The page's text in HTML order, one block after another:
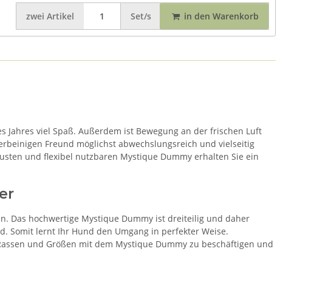
zwei Artikel Set/s in den Warenkorb
viel Spaß. Außerdem ist Bewegung an der frischen Luft
Freund möglichst abwechslungsreich und vielseitig
und flexibel nutzbaren Mystique Dummy erhalten Sie ein
Das hochwertige Mystique Dummy ist dreiteilig und daher
Somit lernt Ihr Hund den Umgang in perfekter Weise.
und Größen mit dem Mystique Dummy zu beschäftigen und